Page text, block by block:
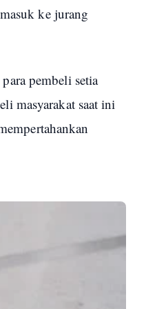
ke jurang
pembeli setia
masyarakat saat ini